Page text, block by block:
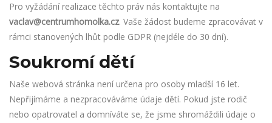
Pro vyžádání realizace těchto práv nás kontaktujte na
vaclav@centrumhomolka.cz. Vaše žádost budeme zpracovávat v
rámci stanovených lhůt podle GDPR (nejdéle do 30 dní).
Soukromí dětí
Naše webová stránka není určena pro osoby mladší 16 let.
Nepřijímáme a nezpracováváme údaje dětí. Pokud jste rodič
nebo opatrovatel a domníváte se, že jsme shromáždili údaje o